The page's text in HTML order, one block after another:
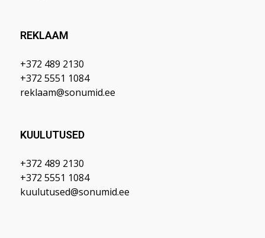
REKLAAM
+372 489 2130
+372 5551 1084
reklaam@sonumid.ee
KUULUTUSED
+372 489 2130
+372 5551 1084
kuulutused@sonumid.ee